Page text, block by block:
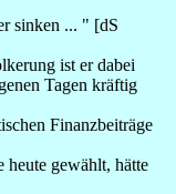
sinken ... " [dS
ist er dabei
Tagen kräftig
Finanzbeiträge
heute gewählt, hätte